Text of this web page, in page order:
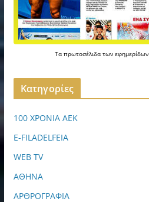
Ταπρωτοσέλιδατωνεφημερίδων
Kατηγορίες
100 ΧΡΟΝΙΑ ΑΕΚ
E-FILADELFEIA
WEB TV
ΑΘΗΝΑ
ΑΡΘΡΟΓΡΑΦΙΑ